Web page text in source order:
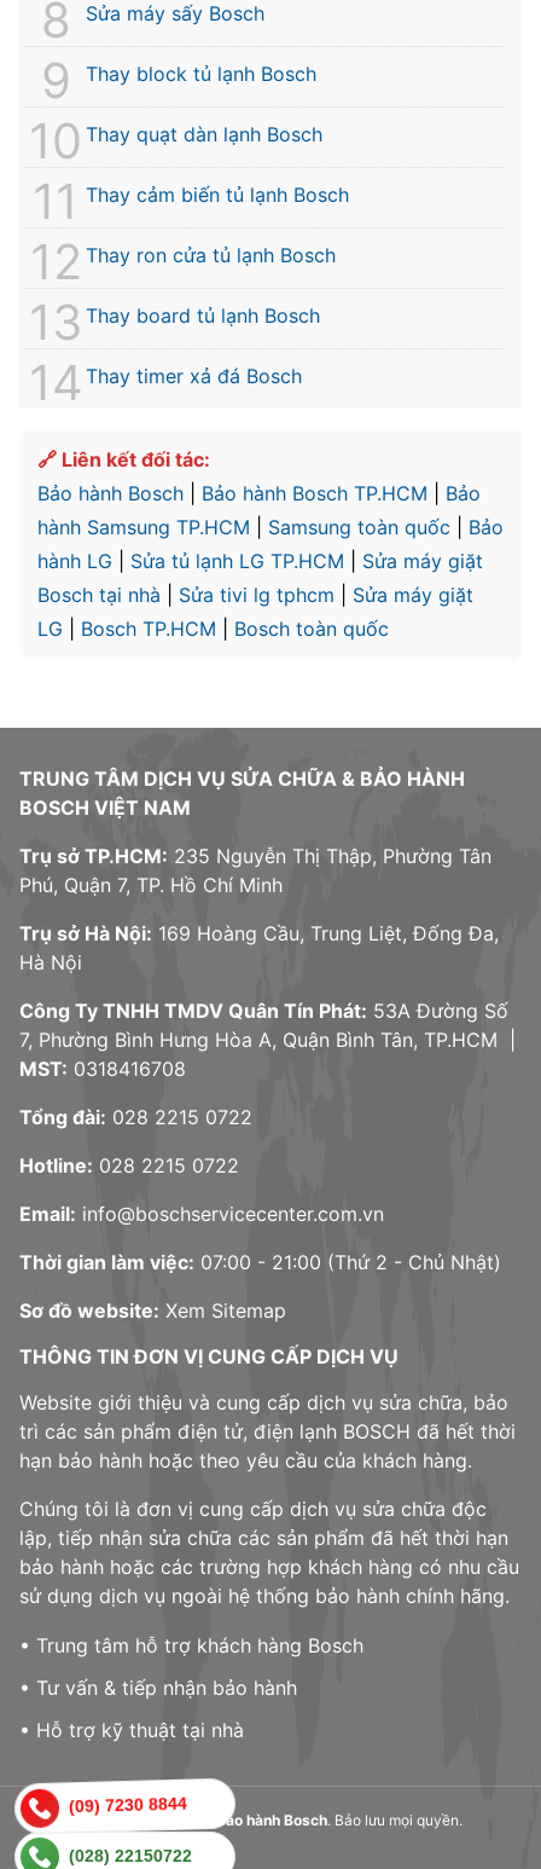
Sửa máy sấy Bosch
Thay block tủ lạnh Bosch
Thay quạt dàn lạnh Bosch
Thay cảm biến tủ lạnh Bosch
Thay ron cửa tủ lạnh Bosch
Thay board tủ lạnh Bosch
Thay timer xả đá Bosch
🔗 Liên kết đối tác:
Bảo hành Bosch
Bảo hành Bosch TP.HCM
Bảo
hành Samsung TP.HCM
Samsung toàn quốc
Bảo
hành LG
Sửa tủ lạnh LG TP.HCM
Sửa máy giặt
Bosch tại nhà
Sửa tivi lg tphcm
Sửa máy giặt
LG
Bosch TP.HCM Bosch toàn quốc
TRUNG TÂM DỊCH VỤ SỬA CHỮA & BẢO HÀNH
BOSCH VIỆT NAM
Trụ sở TP.HCM: 235 Nguyễn Thị Thập, Phường Tân
Phú, Quận 7, TP. Hồ Chí Minh
Trụ sở Hà Nội: 169 Hoàng Cầu, Trung Liệt, Đống Đa,
Hà Nội
Công Ty TNHH TMDV Quân Tín Phát: 53A Đường Số
7, Phường Bình Hưng Hòa A, Quận Bình Tân, TP.HCM |
MST: 0318416708
Tổng đài: 028 2215 0722
Hotline: 028 2215 0722
Email: info@boschservicecenter.com.vn
Thời gian làm việc: 07:00 - 21:00 (Thứ 2 - Chủ Nhật)
Sơ đồ website: Xem Sitemap
THÔNG TIN ĐƠN VỊ CUNG CẤP DỊCH VỤ
Website giới thiệu và cung cấp dịch vụ sửa chữa, bảo
trì các sản phẩm điện tử, điện lạnh BOSCH đã hết thời
hạn bảo hành hoặc theo yêu cầu của khách hàng.
Chúng tôi là đơn vị cung cấp dịch vụ sửa chữa độc
lập, tiếp nhận sửa chữa các sản phẩm đã hết thời hạn
bảo hành hoặc các trường hợp khách hàng có nhu cầu
sử dụng dịch vụ ngoài hệ thống bảo hành chính hãng.
• Trung tâm hỗ trợ khách hàng Bosch
• Tư vấn & tiếp nhận bảo hành
• Hỗ trợ kỹ thuật tại nhà
© 2023, Trung tâm bảo hành Bosch. Bảo lưu mọi quyền.
(09) 7230 8844
(028) 22150722